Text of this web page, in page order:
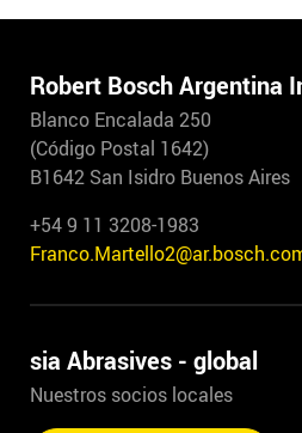
Robert Bosch Argentina
Blanco Encalada 250
(Código Postal 1642)
B1642 San Isidro Buenos Aires
+54 9 11 3208-1983
sia Abrasives - global
Nuestros socios locales